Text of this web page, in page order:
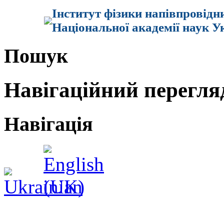
Інститут фізики
Національної академії наук
Пошук
Навігаційний
Навігація